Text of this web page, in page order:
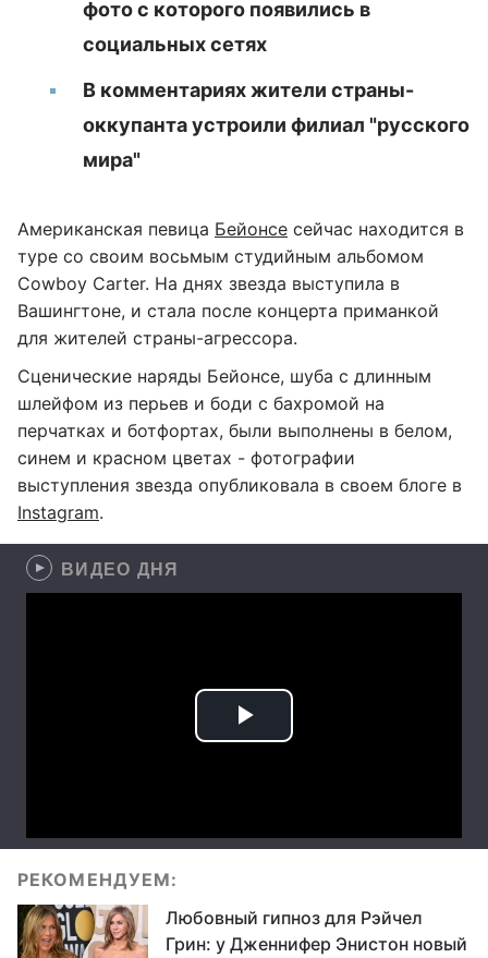
фото с которого появились в
социальных сетях
В комментариях жители страны-
оккупанта устроили филиал "русского
мира"
Американская певица Бейонсе сейчас находится в
туре со своим восьмым студийным альбомом
Cowboy Carter. На днях звезда выступила в
Вашингтоне, и стала после концерта приманкой
для жителей страны-агрессора.
Сценические наряды Бейонсе, шуба с длинным
шлейфом из перьев и боди с бахромой на
перчатках и ботфортах, были выполнены в белом,
синем и красном цветах - фотографии
выступления звезда опубликовала в своем блоге в
Instagram.
ВИДЕО ДНЯ
РЕКОМЕНДУЕМ:
Любовный гипноз для Рэйчел
Грин: у Дженнифер Энистон новый